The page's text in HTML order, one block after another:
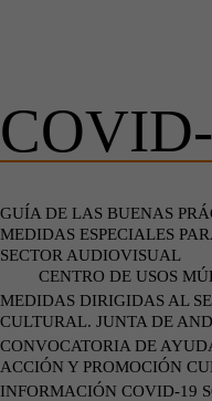
GUÍA DE LAS BUENAS
MEDIDAS ESPECIALES
SECTOR AUDIOVISUAL
CENTRO DE USOS
MEDIDAS DIRIGIDAS AL
CULTURAL. JUNTA DE
CONVOCATORIA DE
ACCIÓN Y PROMOCIÓN
INFORMACIÓN COVID-19